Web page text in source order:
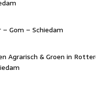
Gom – Schiedam
Agrarisch & Groen in